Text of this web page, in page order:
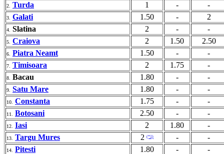
2. Turda 1 - -
3. Galati 1.50 - 2
4. Slatina 2 - -
5. Craiova 2 1.50 2.50
6. Piatra Neamt 1.50 - -
7. Timisoara 2 1.75 -
8. Bacau 1.80 - -
9. Satu Mare 1.80 - -
10. Constanta 1.75 - -
11. Botosani 2.50 - -
12. Iasi 2 1.80 -
13. Targu Mures 2 (*1) - -
14. Pitesti 1.80 - -